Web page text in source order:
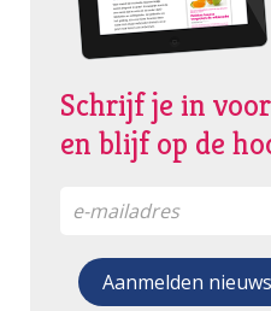
Schrijf je in
en blijf op de